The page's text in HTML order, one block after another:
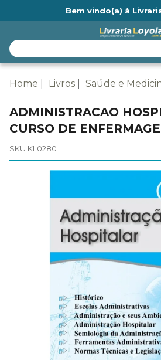
Bem vindo(a) à
Home Livros Saúde e
ADMINISTRACAO
CURSO DE
SKU KL0280